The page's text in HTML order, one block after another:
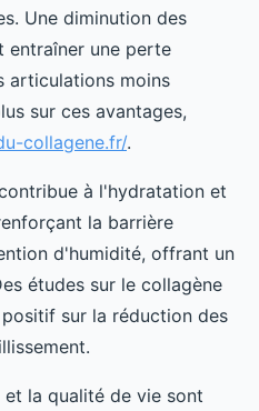
Une diminution des
entraîner une perte
articulations moins
sur ces avantages,
collagene.fr/.
à l'hydratation et
la barrière
d'humidité, offrant un
études sur le collagène
sur la réduction des
la qualité de vie sont